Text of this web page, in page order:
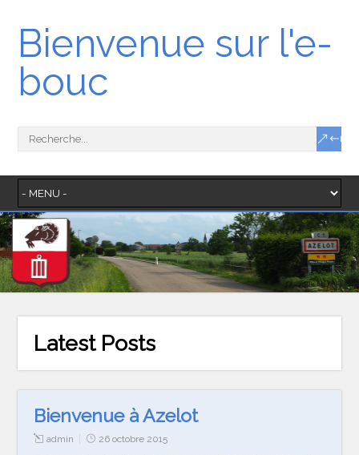
Bienvenue sur l'e-
bouc
Latest Posts
Bienvenue à Azelot
admin 26 octobre 2015